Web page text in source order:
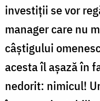
investiții se vor
manager care nu
câștigului
acesta îl așază în
nedorit: nimicul!